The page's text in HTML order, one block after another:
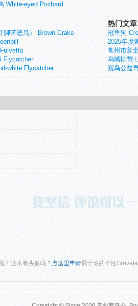
White-eyed Pochard
热门文章
冠鱼狗
2025年度
常州市新
乌嘴柳莺
观鸟公益
脚苦恶鸟） Brown Crake
Flycatcher
white Flycatcher
！还木有头像吗？ 点这里申请 属于你的个性